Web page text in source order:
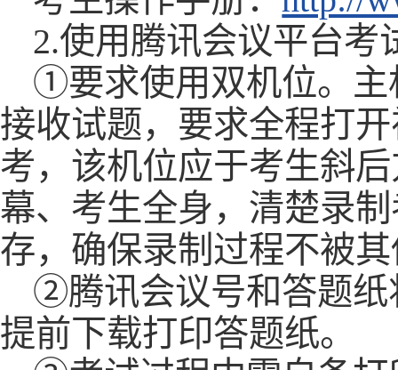
2.使用腾讯会议平台考
①要求使用双机位。主
接收试题，要求全程打
考，该机位应于考生斜
幕、考生全身，清楚录
存，确保录制过程不被
②腾讯会议号和答题纸
提前下载打印答题纸。